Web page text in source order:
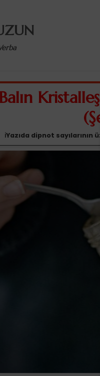
Balın
ℹ️Yazıda dipnot